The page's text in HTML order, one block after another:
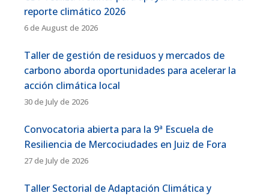
reporte climático 2026
6 de August de 2026
Taller de gestión de residuos y mercados de
carbono aborda oportunidades para acelerar la
acción climática local
30 de July de 2026
Convocatoria abierta para la 9ª Escuela de
Resiliencia de Mercociudades en Juiz de Fora
27 de July de 2026
Taller Sectorial de Adaptación Climática y